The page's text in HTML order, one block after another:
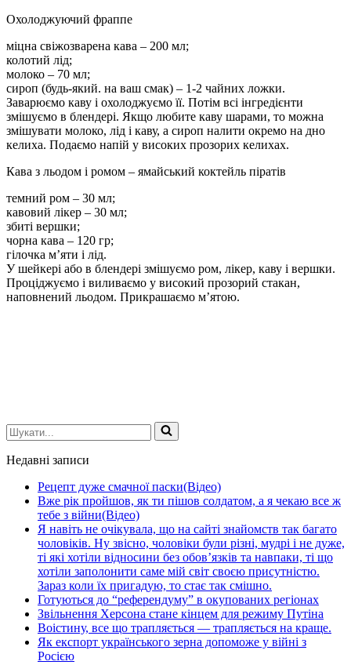
Охолоджуючий фраппе
міцна свіжозварена кава – 200 мл;
колотий лід;
молоко – 70 мл;
сироп (будь-який. на ваш смак) – 1-2 чайних ложки.
Заварюємо каву і охолоджуємо її. Потім всі інгредієнти
змішуємо в блендері. Якщо любите каву шарами, то можна
змішувати молоко, лід і каву, а сироп налити окремо на дно
келиха. Подаємо напій у високих прозорих келихах.
Кава з льодом і ромом – ямайський коктейль піратів
темний ром – 30 мл;
кавовий лікер – 30 мл;
збиті вершки;
чорна кава – 120 гр;
гілочка м’яти і лід.
У шейкері або в блендері змішуємо ром, лікер, каву і вершки.
Проціджуємо і виливаємо у високий прозорий стакан,
наповнений льодом. Прикрашаємо м’ятою.
Шукати...
Недавні записи
Рецепт дуже смачної паски(Відео)
Вже рік пройшов, як ти пішов солдатом, а я чекаю все ж
тебе з війни(Відео)
Я навіть не очікувала, що на сайті знайомств так багато
чоловіків. Ну звісно, чоловіки були різні, мудрі і не дуже,
ті які хотіли відносини без обов’язків та навпаки, ті що
хотіли заполонити саме мій світ своєю присутністю.
Зараз коли їх пригадую, то стає так смішно.
Готуються до “референдуму” в окупованих регіонах
Звільнення Херсона стане кінцем для режиму Путіна
Воістину, все що трапляється — трапляється на краще.
Як експорт українського зерна допоможе у війні з
Росією